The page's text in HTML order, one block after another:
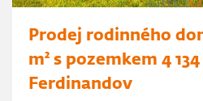
Prodej rodinného
m² s pozemkem 4
Ferdinandov